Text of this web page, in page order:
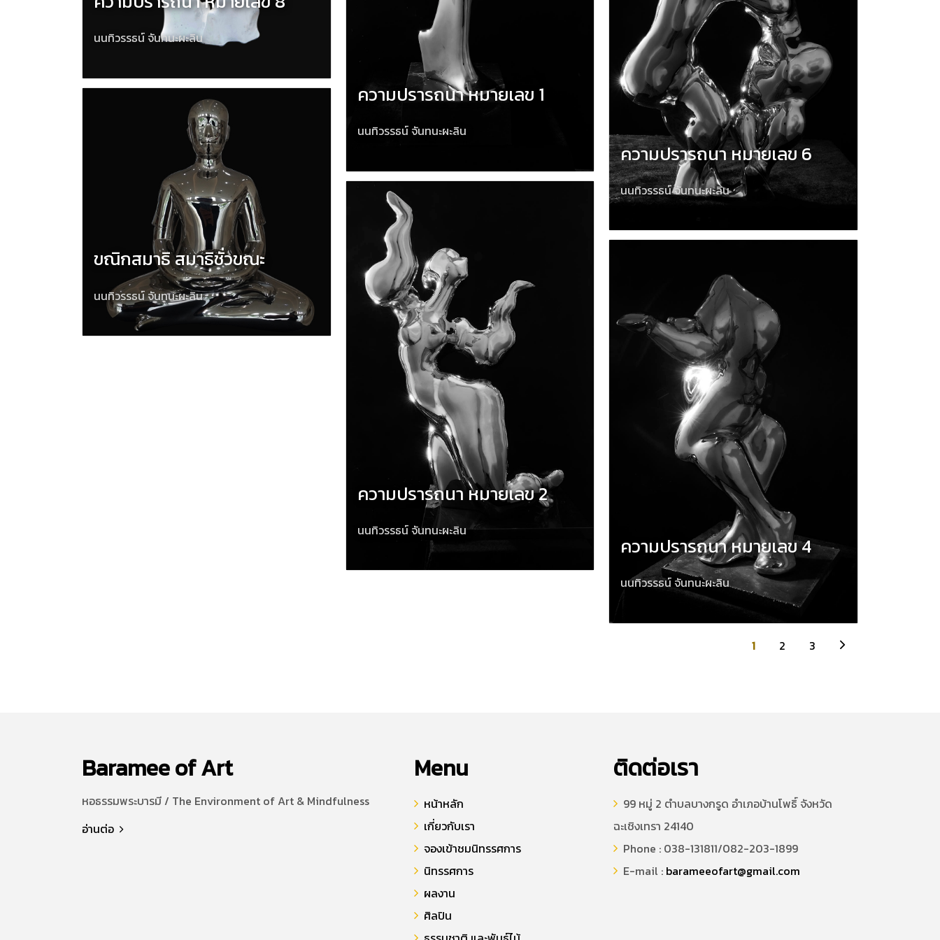
นนทิวรรธน์ จันทนะผะลิน
ขณิกสมาธิ สมาธิชั่วขณะ
นนทิวรรธน์ จันทนะผะลิน
ความปรารถนา หมายเลข 1
นนทิวรรธน์ จันทนะผะลิน
ความปรารถนา หมายเลข 2
นนทิวรรธน์ จันทนะผะลิน
ความปรารถนา หมายเลข 6
นนทิวรรธน์ จันทนะผะลิน
ความปรารถนา หมายเลข 4
นนทิวรรธน์ จันทนะผะลิน
1 2 3
Baramee of Art
หอธรรมพระบารมี / The Environment of Art & Mindfulness
อ่านต่อ
Menu
หน้าหลัก
เกี่ยวกับเรา
จองเข้าชมนิทรรศการ
นิทรรศการ
ผลงาน
ศิลปิน
ติดต่อเรา
99 หมู่ 2 ตำบลบางกรูด อำเภอบ้านโพธิ์ จังหวัด
ฉะเชิงเทรา 24140
Phone : 038-131811/082-203-1899
E-mail : barameeofart@gmail.com